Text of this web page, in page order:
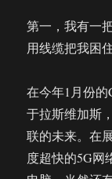
第一，我有一
用线缆把我困住
在今年1月份
于拉斯维加斯
联的未来。在
度超快的5G网